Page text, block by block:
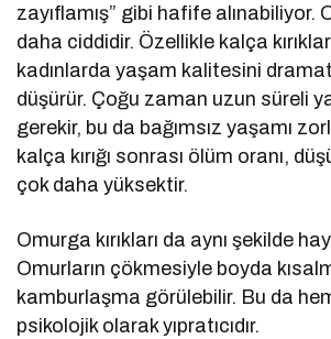
zayıflamış” gibi hafife alınabiliyor.
daha ciddidir. Özellikle kalça
kadınlarda yaşam kalitesini
düşürür. Çoğu zaman uzun süreli
gerekir, bu da bağımsız yaşamı
kalça kırığı sonrası ölüm oranı,
çok daha yüksektir.
Omurga kırıkları da aynı şekilde
Omurların çökmesiyle boyda
kamburlaşma görülebilir. Bu da
psikolojik olarak yıpratıcıdır.